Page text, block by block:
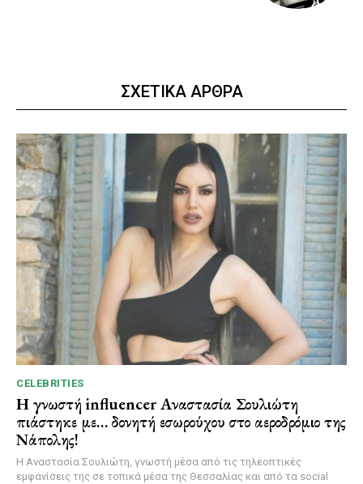
ΣΧΕΤΙΚΑ ΑΡΘΡΑ
CELEBRITIES
Η γνωστή influencer Αναστασία Σουλιώτη
πιάστηκε με… δονητή εσωρούχου στο αεροδρόμιο της
Νάπολης!
Η Αναστασία Σουλιώτη, γνωστή μέσα από τις τηλεοπτικές
εμφανίσεις της σε τοπικά μέσα της Θεσσαλίας και από τα social